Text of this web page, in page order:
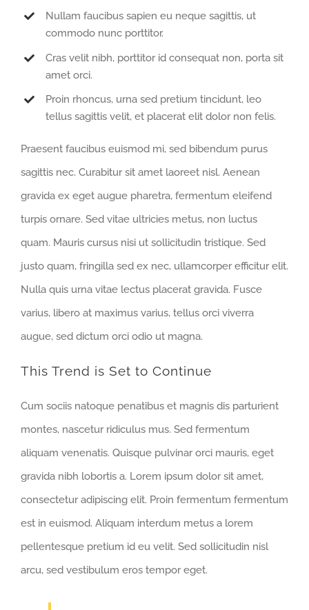
Nullam faucibus sapien eu neque sagittis, ut
commodo nunc porttitor.
Cras velit nibh, porttitor id consequat non, porta sit
amet orci.
Proin rhoncus, urna sed pretium tincidunt, leo
tellus sagittis velit, et placerat elit dolor non felis.
Praesent faucibus euismod mi, sed bibendum purus
sagittis nec. Curabitur sit amet laoreet nisl. Aenean
gravida ex eget augue pharetra, fermentum eleifend
turpis ornare. Sed vitae ultricies metus, non luctus
quam. Mauris cursus nisi ut sollicitudin tristique. Sed
justo quam, fringilla sed ex nec, ullamcorper efficitur elit.
Nulla quis urna vitae lectus placerat gravida. Fusce
varius, libero at maximus varius, tellus orci viverra
augue, sed dictum orci odio ut magna.
This Trend is Set to Continue
Cum sociis natoque penatibus et magnis dis parturient
montes, nascetur ridiculus mus. Sed fermentum
aliquam venenatis. Quisque pulvinar orci mauris, eget
gravida nibh lobortis a. Lorem ipsum dolor sit amet,
consectetur adipiscing elit. Proin fermentum fermentum
est in euismod. Aliquam interdum metus a lorem
pellentesque pretium id eu velit. Sed sollicitudin nisl
arcu, sed vestibulum eros tempor eget.